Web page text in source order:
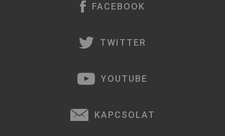
FACEBOOK
TWITTER
YOUTUBE
KAPCSOLAT